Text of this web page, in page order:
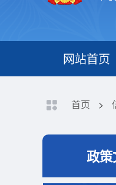
网站首页
首页 >
政